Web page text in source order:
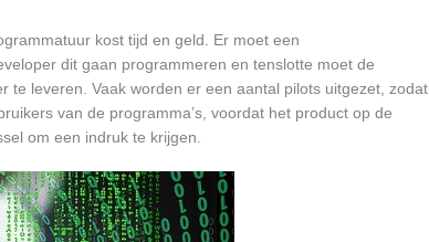
kost tijd en geld. Er moet een
dit gaan programmeren en tenslotte moet de
leveren. Vaak worden er een aantal pilots uitgezet, zodat
van de programma’s, voordat het product op de
om een indruk te krijgen.